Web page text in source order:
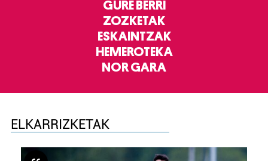
GURE BERRI
ZOZKETAK
ESKAINTZAK
HEMEROTEKA
NOR GARA
ELKARRIZKETAK